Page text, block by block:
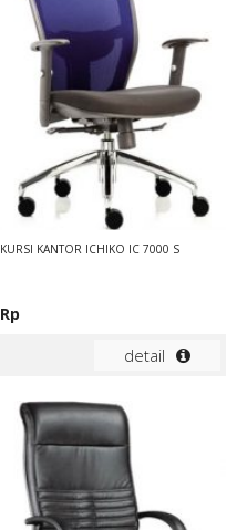
KURSI KANTOR ICHIKO IC 7000 S
Rp
detail